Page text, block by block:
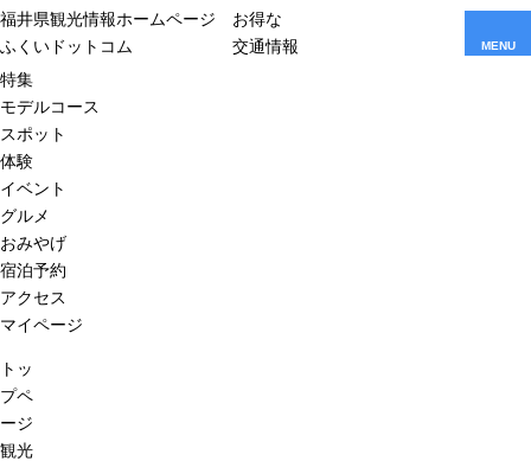
福井県観光情報ホームページ
ふくいドットコム
お得な
交通情報
MENU
特集
モデルコース
スポット
体験
イベント
グルメ
おみやげ
宿泊予約
アクセス
マイページ
トッ
プペ
ージ
観光